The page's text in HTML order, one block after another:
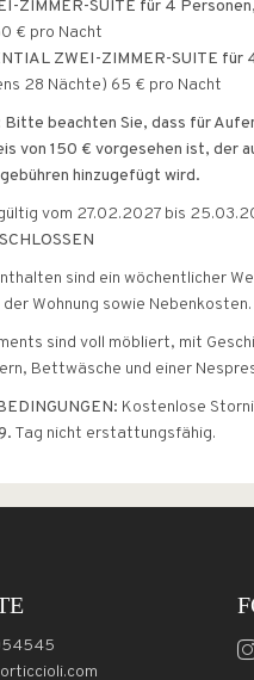
ZIMMER-SUITE für 4 Personen
€ pro Nacht
ZWEI-ZIMMER-SUITE für
28 Nächte) 65 € pro Nacht
Bitte beachten Sie, dass für
von 150 € vorgesehen ist, der
hinzugefügt wird.
vom 27.02.2027 bis
sind ein wöchentlicher
der Wohnung sowie Nebenkosten.
sind voll möbliert, mit
Bettwäsche und einer
Kostenlose
Tag nicht erstattungsfähig.